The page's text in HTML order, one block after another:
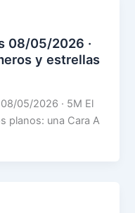
08/05/2026 ·
y estrellas
05/2026 · 5M El
planos: una Cara A